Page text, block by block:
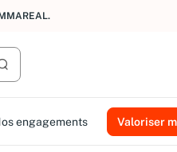
Lancer la recherche
engagements Valoriser